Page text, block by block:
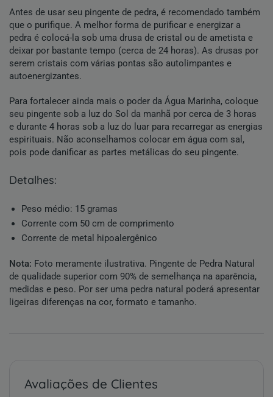
Antes de usar seu pingente de pedra, é recomendado também
que o purifique. A melhor forma de purificar e energizar a
pedra é colocá-la sob uma drusa de cristal ou de ametista e
deixar por bastante tempo (cerca de 24 horas). As drusas por
serem cristais com várias pontas são autolimpantes e
autoenergizantes.
Para fortalecer ainda mais o poder da Água Marinha, coloque
seu pingente sob a luz do Sol da manhã por cerca de 3 horas
e durante 4 horas sob a luz do luar para recarregar as energias
espirituais. Não aconselhamos colocar em água com sal,
pois pode danificar as partes metálicas do seu pingente.
detalhes:
Peso médio: 15 gramas
Corrente com 50 cm de comprimento
Corrente de metal hipoalergênico
Nota: Foto meramente ilustrativa. Pingente de Pedra Natural
de qualidade superior com 90% de semelhança na aparência,
medidas e peso. Por ser uma pedra natural poderá apresentar
ligeiras diferenças na cor, formato e tamanho.
Avaliações de Clientes